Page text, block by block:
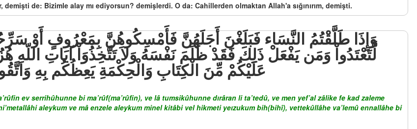
de: Bizimle alay mı ediyorsun? demişlerdi. O da: Cahillerden olmaktan Allah'a sığınırım, demişti.
لَّتَعْتَدُواْ وَمَن يَفْعَلْ ذَلِكَ فَقَدْ ظَلَمَ نَفْسَهُ وَلاَ تَتَّخِذُوَاْ آيَاتِ اللّهِ
عَلَيْكُمْ مِّنَ الْكِتَابِ وَالْحِكْمَةِ يَعِظُكُم بِهِ
ev serrihûhunne bi ma’rûf(ma’rûfin), ve lâ tumsikûhunne dırâran li ta’tedû, ve men yef’al zâlike fe kad zaleme
aleykum ve mâ enzele aleykum minel kitâbi vel hikmeti yeızukum bih(bihî), vettekûllâhe va’lemû ennallâhe bi